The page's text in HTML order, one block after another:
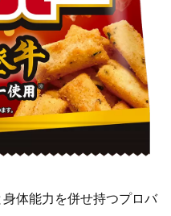
体能力を併せ持つプロバ